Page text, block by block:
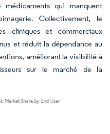
qui manquent
Collectivement, le
cliniques et commerciaux
et réduit la dépendance au
améliorant la visibilité à
sur le marché de la